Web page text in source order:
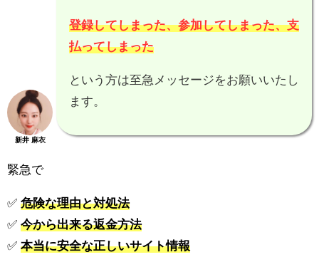
新井 麻衣
登録してしまった、参加してしまった、支
払ってしまった
という方は至急メッセージをお願いいたし
ます。
緊急で
✅ 危険な理由と対処法
✅ 今から出来る返金方法
✅ 本当に安全な正しいサイト情報